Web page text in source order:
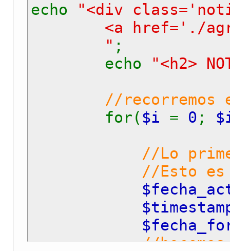
echo
"<div
<a href='./
" ;
echo
"<h2>
//
for( $i = 0 ;
//Lo
//Esto es para
//